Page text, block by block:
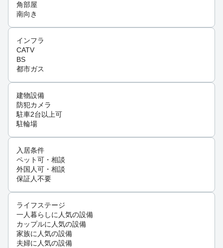
角部屋
南向き
インフラ
CATV
BS
都市ガス
建物設備
防犯カメラ
駐車2台以上可
駐輪場
入居条件
ペット可・相談
外国人可・相談
保証人不要
ライフステージ
一人暮らしに人気の設備
カップルに人気の設備
家族に人気の設備
夫婦に人気の設備